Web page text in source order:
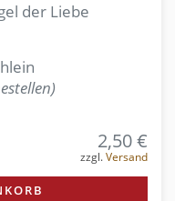
der Liebe
2,50 €
zzgl.Versand